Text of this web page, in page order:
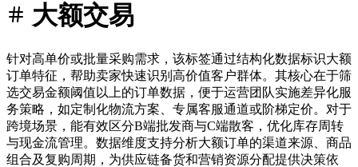
大额交易
针对高单价或批量采购需求，该标签通过结构化数据标识大额
订单特征，帮助卖家快速识别高价值客户群体。其核心在于筛
选交易金额阈值以上的订单数据，便于运营团队实施差异化服
务策略，如定制化物流方案、专属客服通道或阶梯定价。对于
跨境场景，能有效区分B端批发商与C端散客，优化库存周转
与现金流管理。数据维度支持分析大额订单的渠道来源、商品
组合及复购周期，为供应链备货和营销资源分配提供决策依